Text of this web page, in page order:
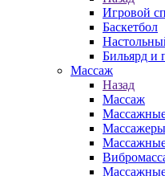
Игровой
Баскетбол
Бильярд и
Массаж
Назад
Массаж
Массажеры